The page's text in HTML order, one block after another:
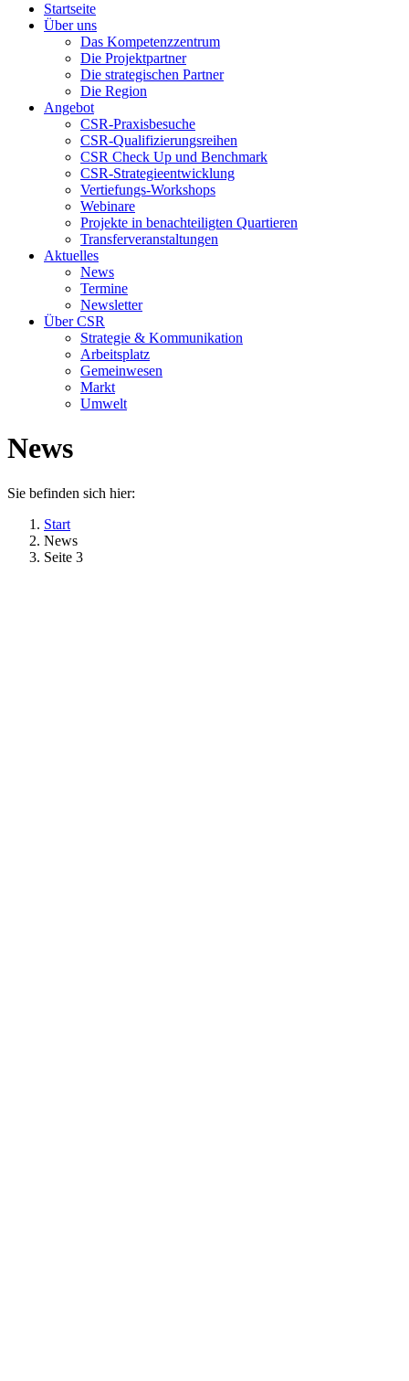
Startseite
Über uns
Das Kompetenzzentrum
Die Projektpartner
Die strategischen Partner
Die Region
Angebot
CSR-Praxisbesuche
CSR-Qualifizierungsreihen
CSR Check Up und Benchmark
CSR-Strategieentwicklung
Vertiefungs-Workshops
Webinare
Projekte in benachteiligten Quartieren
Transferveranstaltungen
Aktuelles
News
Termine
Newsletter
Über CSR
Strategie & Kommunikation
Arbeitsplatz
Gemeinwesen
Markt
Umwelt
News
Sie befinden sich hier:
Start
News
Seite 3